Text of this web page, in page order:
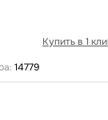
Купить в 1
14779